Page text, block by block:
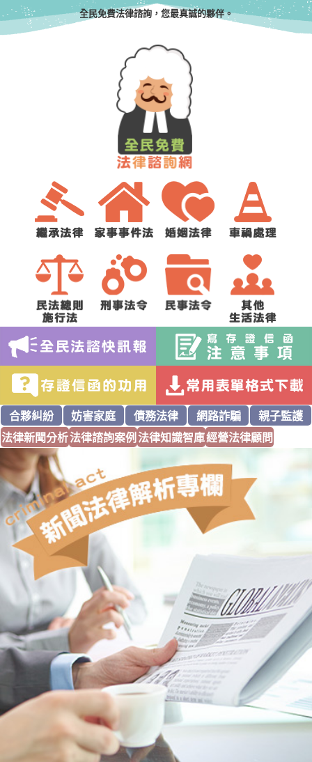
全民免費法律諮詢，您最真誠的夥伴。
合夥糾紛 妨害家庭 債務法律 網路詐騙
親子監護
法律新聞分析法律諮詢案例法律知識智庫經營法律顧問